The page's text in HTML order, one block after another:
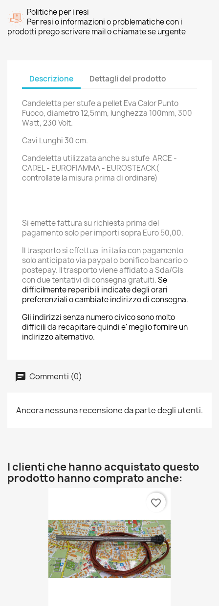
Politiche per i resi
Per resi o informazioni o problematiche con i
prodotti prego scrivere mail o chiamate se urgente
Descrizione Dettagli del prodotto
Candeletta per stufe a pellet Eva Calor Punto
Fuoco, diametro 12,5mm, lunghezza 100mm, 300
Watt, 230 Volt.
Cavi Lunghi 30 cm.
Candeletta utilizzata anche su stufe ARCE -
CADEL - EUROFIAMMA - EUROSTEACK(
controllate la misura prima di ordinare)
Si emette fattura su richiesta prima del
pagamento solo per importi sopra Euro 50,00.
Il trasporto si effettua in italia con pagamento
solo anticipato via paypal o bonifico bancario o
postepay. ll trasporto viene affidato a Sda/Gls
con due tentativi di consegna gratuiti.Se
difficilmente reperibili indicate degli orari
preferenziali o cambiate indirizzo di consegna.
Gli indirizzi senza numero civico sono molto
difficili da recapitare quindi e' meglio fornire un
indirizzo alternativo.
Commenti (0)
Ancora nessuna recensione da parte degli utenti.
I clienti che hanno acquistato questo
prodotto hanno comprato anche:
favorite_border